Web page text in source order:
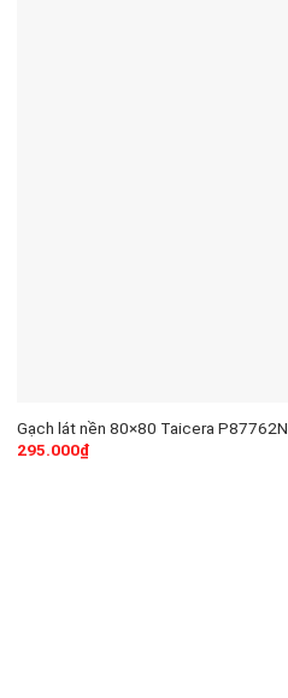
Gạch lát nền 80×80 Taicera P87762N
295.000₫